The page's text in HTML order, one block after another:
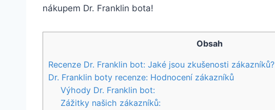
nákupem Dr. Franklin bota!
Obsah
Recenze Dr. Franklin⁢ bot: Jaké jsou zkušenosti ⁣zákazníků?
Dr. ⁤Franklin boty recenze: ‍Hodnocení zákazníků
Výhody Dr. Franklin ⁢bot:
Zážitky našich zákazníků: